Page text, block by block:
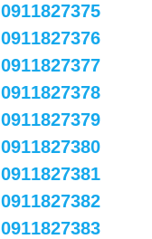
0911827375
0911827376
0911827377
0911827378
0911827379
0911827380
0911827381
0911827382
0911827383